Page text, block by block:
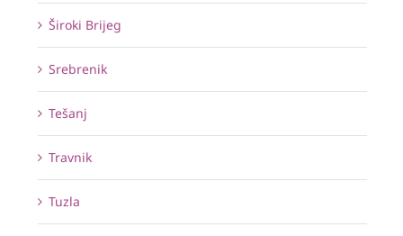
Široki Brijeg
Srebrenik
Tešanj
Travnik
Tuzla